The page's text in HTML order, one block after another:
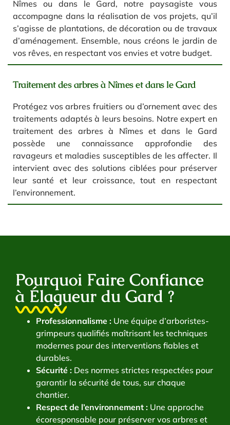
Nîmes ou dans le Gard, notre paysagiste vous
accompagne dans la réalisation de vos projets, qu’il
s’agisse de plantations, de décoration ou de travaux
d’aménagement. Ensemble, nous créons le jardin de
vos rêves, en respectant vos envies et votre budget.
Traitement des arbres à Nîmes et dans le Gard
Protégez vos arbres fruitiers ou d’ornement avec des
traitements adaptés à leurs besoins. Notre expert en
traitement des arbres à Nîmes et dans le Gard
possède une connaissance approfondie des
ravageurs et maladies susceptibles de les affecter. Il
intervient avec des solutions ciblées pour préserver
leur santé et leur croissance, tout en respectant
l’environnement.
Pourquoi Faire Confiance
à Élagueur du Gard ?
Professionnalisme : Une équipe d’arboristes-
grimpeurs qualifiés maîtrisant les techniques
modernes pour des interventions fiables et
durables.
Sécurité : Des normes strictes respectées pour
garantir la sécurité de tous, sur chaque
chantier.
Respect de l’environnement : Une approche
écoresponsable pour préserver vos arbres et